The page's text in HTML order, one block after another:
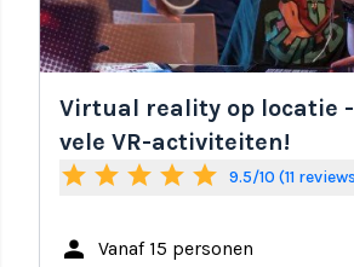
Virtual reality op locatie
vele VR-activiteiten!
star star star star star 9.5/10 (11
person Vanaf 15 personen